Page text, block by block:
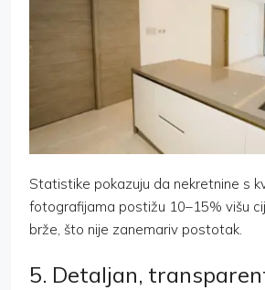
Statistike pokazuju da nekretnine s
fotografijama postižu 10–15% višu
brže, što nije zanemariv postotak.
5. Detaljan,